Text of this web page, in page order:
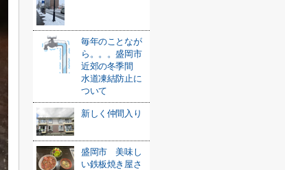
毎年のことなが
ら。。。盛岡市
近郊の冬季間
水道凍結防止に
ついて
新しく仲間入り
盛岡市 美味し
い鉄板焼き屋さ